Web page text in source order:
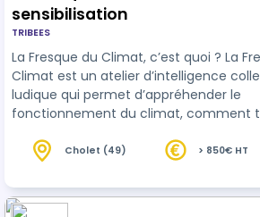
sensibilisation
TRIBEES
La Fresque du Climat, c’est quoi ? La Fresque du
Climat est un atelier d’intelligence
ludique qui permet d’appréhender le
fonctionnement du climat, comment
42 cartes basé sur les données du
de changement climatique. Les
doivent poser ensemble les cartes sur
Cholet (49) > 850€ HT